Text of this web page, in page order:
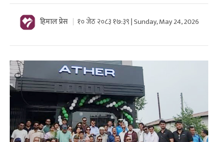
हिमाल प्रेस १० जेठ २०८३ १७:३९ | Sunday, May 24, 2026